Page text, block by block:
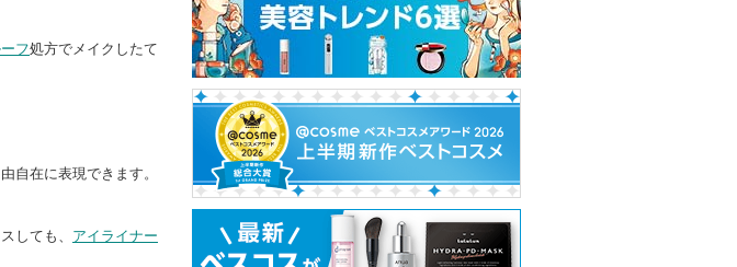
フ処方でメイクしたて
自在に表現できます。
しても、 アイライナー